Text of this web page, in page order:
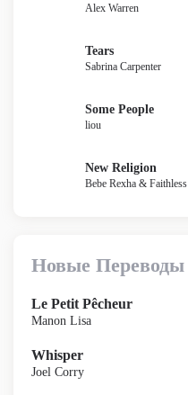
Alex Warren
Tears
Sabrina Carpenter
Some People
liou
New Religion
Bebe Rexha & Faithless
Новые Переводы
Le Petit Pêcheur
Manon Lisa
Whisper
Joel Corry